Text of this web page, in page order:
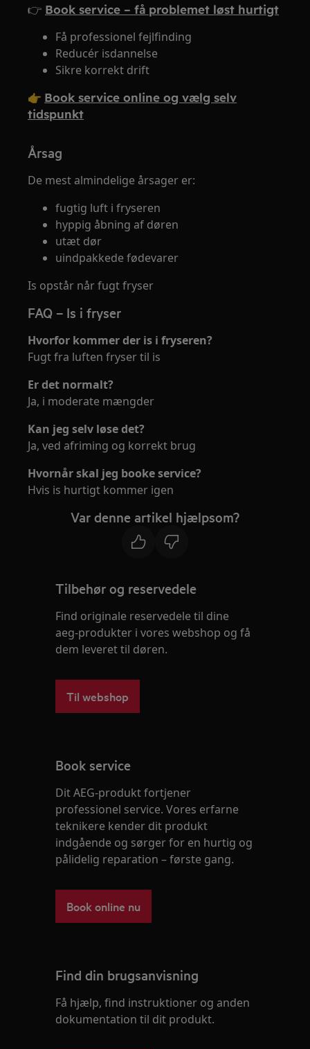
👉 Book service – få problemet løst hurtigt
Få professionel fejlfinding
Reducér isdannelse
Sikre korrekt drift
👉 Book service online og vælg selv
tidspunkt
Årsag
De mest almindelige årsager er:
fugtig luft i fryseren
hyppig åbning af døren
utæt dør
uindpakkede fødevarer
Is opstår når fugt fryser
FAQ – Is i fryser
Hvorfor kommer der is i fryseren?
Fugt fra luften fryser til is
Er det normalt?
Ja, i moderate mængder
Kan jeg selv løse det?
Ja, ved afriming og korrekt brug
Hvornår skal jeg booke service?
Hvis is hurtigt kommer igen
Var denne artikel hjælpsom?
Tilbehør og reservedele
Find originale reservedele til dine
aeg-produkter i vores webshop og få
dem leveret til døren.
Til webshop
Book service
Dit AEG-produkt fortjener
professionel service. Vores erfarne
teknikere kender dit produkt
indgående og sørger for en hurtig og
pålidelig reparation – første gang.
Book online nu
Find din brugsanvisning
Få hjælp, find instruktioner og anden
dokumentation til dit produkt.